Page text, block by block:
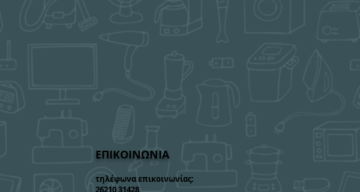
ΕΠΙΚΟΙΝΩΝΙΑ
τηλέφωνα επικοινωνίας:
26210 31428